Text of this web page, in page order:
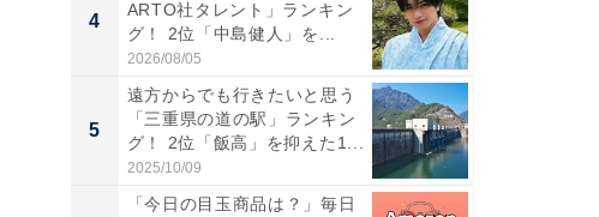
4
ARTO社タレント」ランキン
グ！ 2位「中島健人」を...
2026/08/05
5
遠方からでも行きたいと思う
「三重県の道の駅」ランキン
グ！ 2位「飯高」を抑えた1...
2025/10/09
「今日の目玉商品は？」毎日